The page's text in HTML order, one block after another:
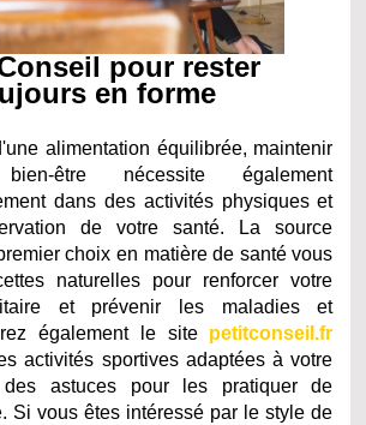
pour rester
en forme
alimentation équilibrée, maintenir
être nécessite également
dans des activités physiques et
de votre santé. La source
choix en matière de santé vous
naturelles pour renforcer votre
et prévenir les maladies et
également le site petitconseil.fr
activités sportives adaptées à votre
astuces pour les pratiquer de
Si vous êtes intéressé par le style de